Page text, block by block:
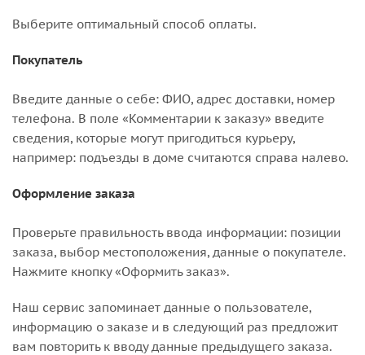
Выберите оптимальный способ оплаты.
Покупатель
Введите данные о себе: ФИО, адрес доставки, номер
телефона. В поле «Комментарии к заказу» введите
сведения, которые могут пригодиться курьеру,
например: подъезды в доме считаются справа налево.
Оформление заказа
Проверьте правильность ввода информации: позиции
заказа, выбор местоположения, данные о покупателе.
Нажмите кнопку «Оформить заказ».
Наш сервис запоминает данные о пользователе,
информацию о заказе и в следующий раз предложит
вам повторить к вводу данные предыдущего заказа.